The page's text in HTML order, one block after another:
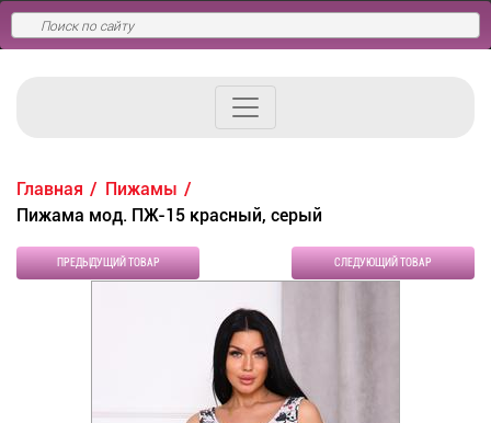
Главная
Пижамы
Пижама мод. ПЖ-15 красный, серый
ПРЕДЫДУЩИЙ ТОВАР СЛЕДУЮЩИЙ ТОВАР